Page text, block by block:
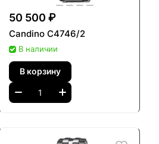
50 500 ₽
Candino C4746/2
В наличии
В корзину